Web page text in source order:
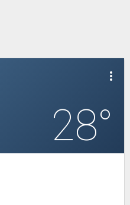
more_vert
28°